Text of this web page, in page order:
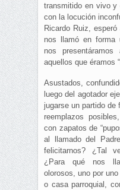
transmitido en vivo y
con la locución
Ricardo Ruiz,
nos llamó en forma
nos
aquellos que éramos
Asustados,
luego del agotador
jugarse un partido
reemplazos
con zapatos de
al llamado del
felicitarnos? ¿Tal
¿Para qué nos
olorosos, uno por
o casa parroquial,